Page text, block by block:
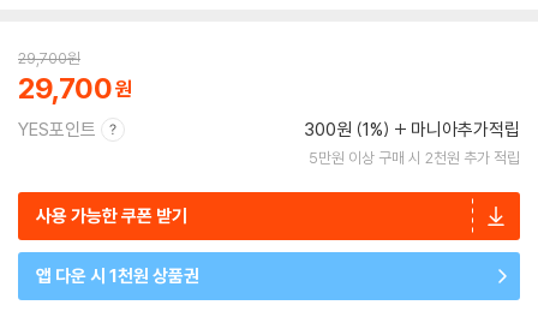
29,700원
29,700
YES포인트 300원 (1%) 마니아추가적립
5만원 이상 구매 시 2천원 추가 적립
사용 가능한 쿠폰 받기
앱 다운 시 1천원 상품권